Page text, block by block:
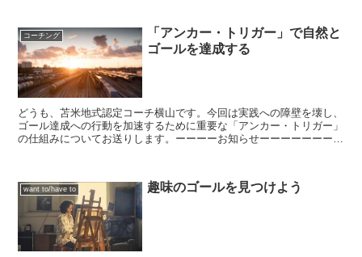
コーチング
「アンカー・トリガー」で自然と
ゴールを達成する
どうも、苫米地式認定コーチ横山です。今回は実践への障壁を壊し、
ゴール達成への行動を加速するために重要な「アンカー・トリガー」
の仕組みについてお送りします。ーーーーお知らせーーーーーーーー
want to/have to 趣味のゴールを見つけよう